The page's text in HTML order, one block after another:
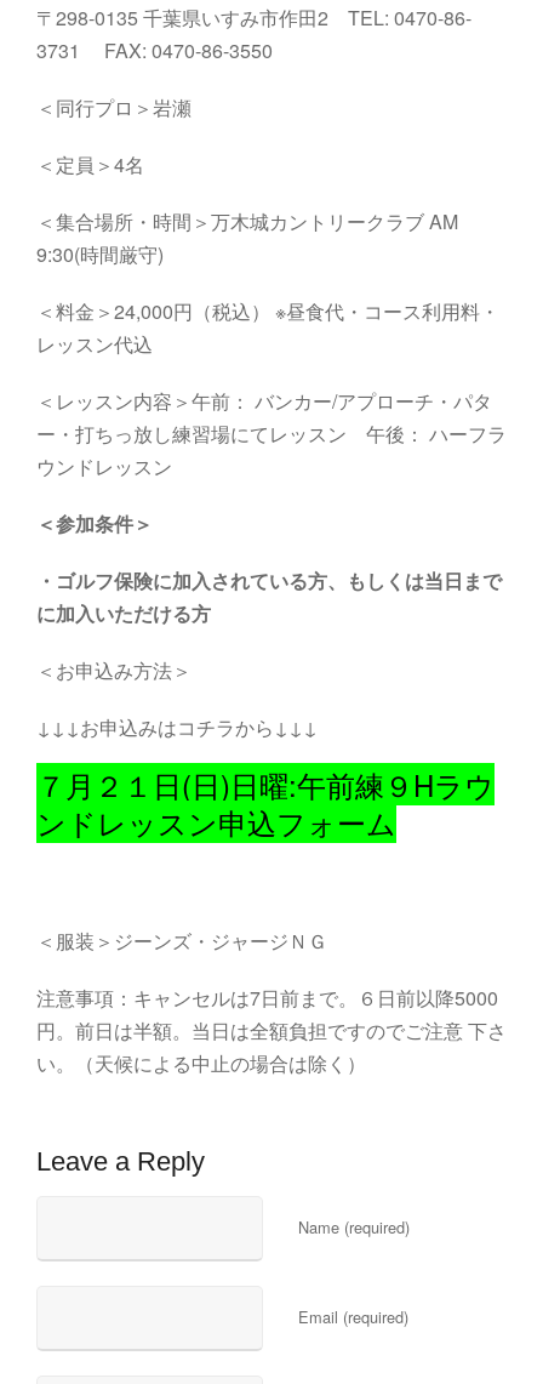
〒298-0135 千葉県いすみ市作田2 TEL: 0470-86-
3731 FAX: 0470-86-3550
＜同行プロ＞岩瀬
＜定員＞4名
＜集合場所・時間＞万木城カントリークラブ AM
9:30(時間厳守)
＜料金＞24,000円（税込） ※昼食代・コース利用料・
レッスン代込
＜レッスン内容＞午前： バンカー/アプローチ・パタ
ー・打ちっ放し練習場にてレッスン 午後： ハーフラ
ウンドレッスン
＜参加条件＞
・ ゴルフ保険に加入されている方、もしくは当日まで
に加入いただける方
＜お申込み方法＞
↓↓↓お申込みはコチラから↓↓↓
７月２１日(日)日曜:午前練９Hラウ
ンドレッスン申込フォーム
＜服装＞ジーンズ・ジャージＮＧ
注意事項：キャンセルは7日前まで。６日前以降5000
円。前日は半額。当日は全額負担ですのでご注意 下さ
い。（天候による中止の場合は除く）
Leave a Reply
Name (required)
Email (required)